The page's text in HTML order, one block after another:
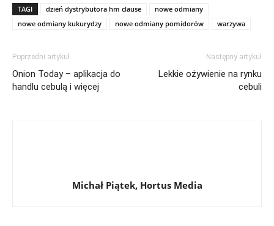
TAGI dzień dystrybutora hm clause
nowe odmiany
nowe odmiany kukurydzy
nowe odmiany pomidorów warzywa
Poprzedni artykuł
Onion Today – aplikacja do
handlu cebulą i więcej
Następny artykuł
Lekkie ożywienie na rynku
cebuli
Michał Piątek, Hortus Media